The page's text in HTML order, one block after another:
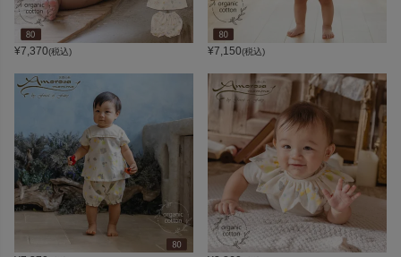
¥7,370(税込) ¥7,150(税込)